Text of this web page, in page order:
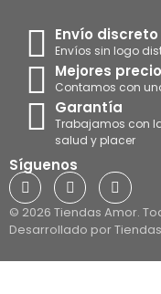
Envío discreto
Envíos sin logo
Mejores
Contamos con
Garantía
Trabajamos con
salud y placer
Síguenos
© 2026 Tiendas Amor.
Desarrollado por